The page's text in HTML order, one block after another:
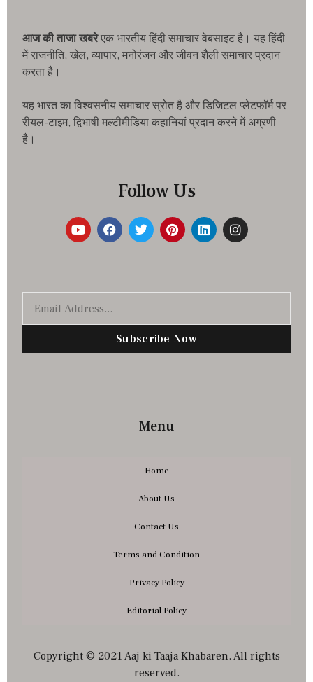
आज की ताजा खबरेएक भारतीय हिंदी समाचार वेबसाइट है। यह हिंदी
में राजनीति, खेल, व्यापार, मनोरंजन और जीवन शैली समाचार प्रदान
करता है।
यह भारत का विश्वसनीय समाचार स्रोत है और डिजिटल प्लेटफॉर्म पर
रीयल-टाइम, द्विभाषी मल्टीमीडिया कहानियां प्रदान करने में अग्रणी
है।
Follow Us
Subscribe Now
Menu
Home
About Us
Contact Us
Terms and Condition
Privacy Policy
Editorial Policy
Copyright © 2021 Aaj ki Taaja Khabaren. All rights
reserved.